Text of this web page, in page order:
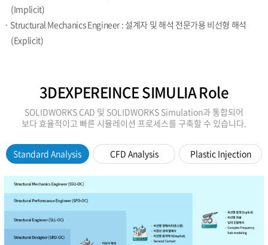
(Implicit)
· Structural Mechanics Engineer : 설계자 및 해석 전문가용 비선형 해석
(Explicit)
3DEXPEREINCE SIMULIA Role
SOLIDWORKS CAD 및 SOLIDWORKS Simulation과 통합되어
보다 효율적이고 빠른 시뮬레이션 프로세스를 구축할 수 있습니다.
Standard Analysis CFD Analysis Plastic Injection